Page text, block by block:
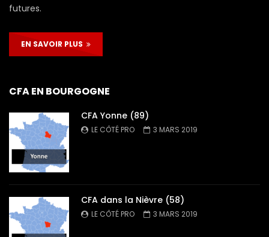
futures.
EN SAVOIR PLUS
CFA EN BOURGOGNE
CFA Yonne (89)
LE CÔTÉ PRO 3 MARS 2019
CFA dans la Nièvre (58)
LE CÔTÉ PRO 3 MARS 2019